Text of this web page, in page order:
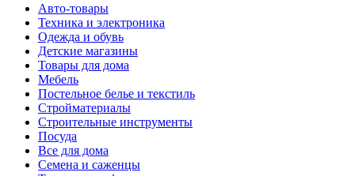
Авто-товары
Техника и электроника
Одежда и обувь
Детские магазины
Товары для дома
Мебель
Постельное белье и текстиль
Стройматериалы
Строительные инструменты
Посуда
Все для дома
Семена и саженцы